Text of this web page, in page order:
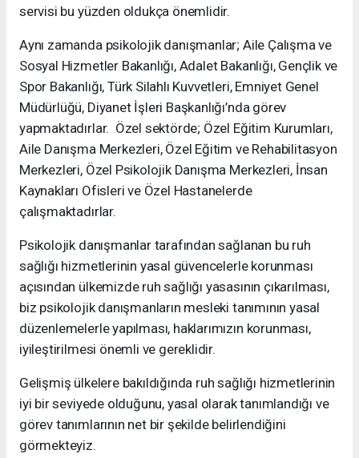
servisi bu yüzden oldukça önemlidir.
Aynı zamanda psikolojik danışmanlar; Aile Çalışma ve
Sosyal Hizmetler Bakanlığı, Adalet Bakanlığı, Gençlik ve
Spor Bakanlığı, Türk Silahlı Kuvvetleri, Emniyet Genel
Müdürlüğü, Diyanet İşleri Başkanlığı’nda görev
yapmaktadırlar. Özel sektörde; Özel Eğitim Kurumları,
Aile Danışma Merkezleri, Özel Eğitim ve Rehabilitasyon
Merkezleri, Özel Psikolojik Danışma Merkezleri, İnsan
Kaynakları Ofisleri ve Özel Hastanelerde
çalışmaktadırlar.
Psikolojik danışmanlar tarafından sağlanan bu ruh
sağlığı hizmetlerinin yasal güvencelerle korunması
açısından ülkemizde ruh sağlığı yasasının çıkarılması,
biz psikolojik danışmanların mesleki tanımının yasal
düzenlemelerle yapılması, haklarımızın korunması,
iyileştirilmesi önemli ve gereklidir.
Gelişmiş ülkelere bakıldığında ruh sağlığı hizmetlerinin
iyi bir seviyede olduğunu, yasal olarak tanımlandığı ve
görev tanımlarının net bir şekilde belirlendiğini
görmekteyiz.